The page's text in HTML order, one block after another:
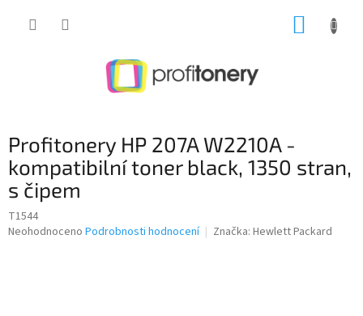
Profitonery HP 207A W2210A -
kompatibilní toner black, 1350 stran,
s čipem
T1544
Průměrné
Neohodnoceno Podrobnosti hodnocení Značka: Hewlett Packard